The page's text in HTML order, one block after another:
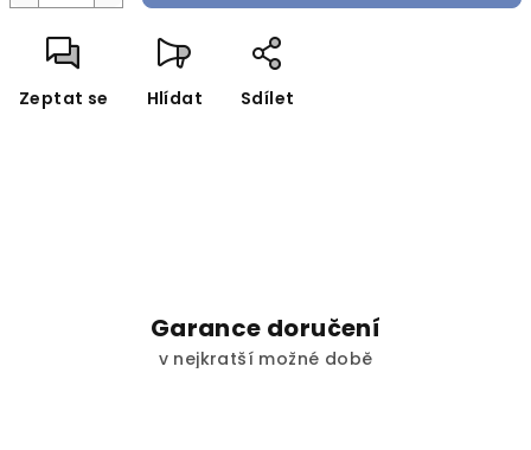
Zeptat se Hlídat Sdílet
Garance doručení
v nejkratší možné době